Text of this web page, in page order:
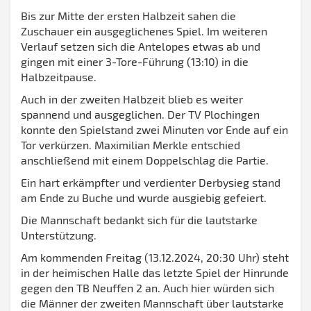
Bis zur Mitte der ersten Halbzeit sahen die
Zuschauer ein ausgeglichenes Spiel. Im weiteren
Verlauf setzen sich die Antelopes etwas ab und
gingen mit einer 3-Tore-Führung (13:10) in die
Halbzeitpause.
Auch in der zweiten Halbzeit blieb es weiter
spannend und ausgeglichen. Der TV Plochingen
konnte den Spielstand zwei Minuten vor Ende auf ein
Tor verkürzen. Maximilian Merkle entschied
anschließend mit einem Doppelschlag die Partie.
Ein hart erkämpfter und verdienter Derbysieg stand
am Ende zu Buche und wurde ausgiebig gefeiert.
Die Mannschaft bedankt sich für die lautstarke
Unterstützung.
Am kommenden Freitag (13.12.2024, 20:30 Uhr) steht
in der heimischen Halle das letzte Spiel der Hinrunde
gegen den TB Neuffen 2 an. Auch hier würden sich
die Männer der zweiten Mannschaft über lautstarke